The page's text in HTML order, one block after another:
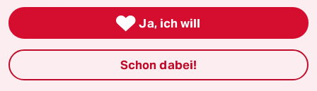
Berlin
Nord
Wahrheit
 Ja, ich will
Schon dabei!